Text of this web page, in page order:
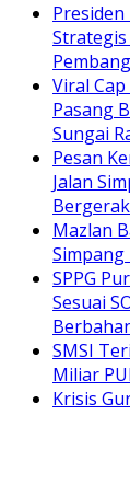
Viral
Pasang
Sungai
Pesan
Jalan
Bergerak
Mazlan
SPPG
Sesuai
SMSI
Miliar
Krisis